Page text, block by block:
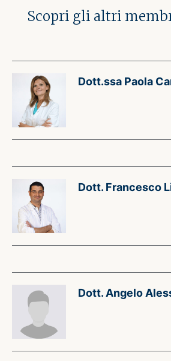
Scopri gli altri
Dott.ssa Paola
Dott. Francesco
Dott. Angelo